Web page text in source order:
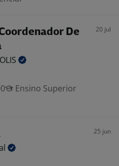
De
20 jul
Ensino Superior
25 jun